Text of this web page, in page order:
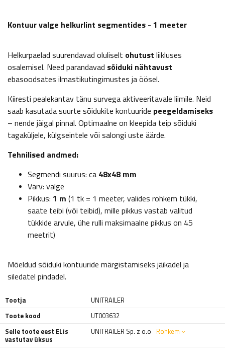
Kontuur valge helkurlint segmentides - 1 meeter
Helkurpaelad suurendavad oluliselt ohutust liikluses
osalemisel. Need parandavad sõiduki nähtavust
ebasoodsates ilmastikutingimustes ja öösel.
Kiiresti pealekantav tänu survega aktiveeritavale liimile. Neid
saab kasutada suurte sõidukite kontuuride peegeldamiseks
– nende jäigal pinnal. Optimaalne on kleepida teip sõiduki
tagaküljele, külgseintele või salongi uste äärde.
Tehnilised andmed:
Segmendi suurus: ca 48x48 mm
Värv: valge
Pikkus: 1 m (1 tk = 1 meeter, valides rohkem tükki,
saate teibi (või teibid), mille pikkus vastab valitud
tükkide arvule, ühe rulli maksimaalne pikkus on 45
meetrit)
Mõeldud sõiduki kontuuride märgistamiseks jäikadel ja
siledatel pindadel.
Tootja
UNITRAILER
Toote kood
UT003632
Selle toote eest ELis
vastutav üksus
UNITRAILER Sp. z o.o Rohkem